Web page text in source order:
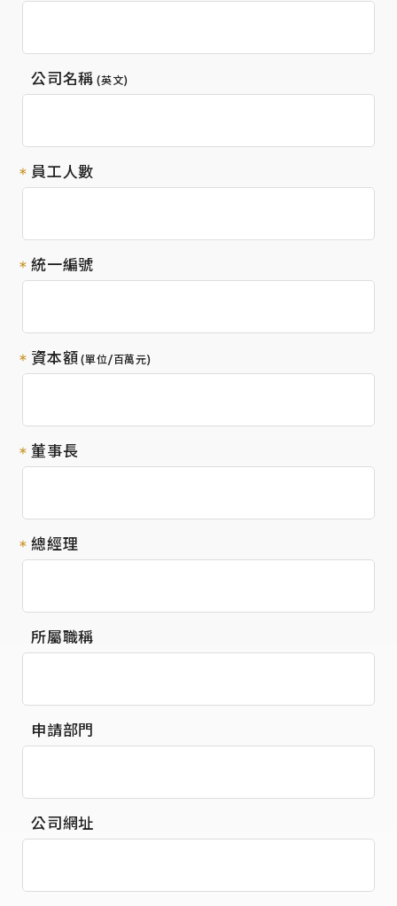
公司名稱 (英文)
員工人數
統一編號
資本額 (單位/百萬元)
董事長
總經理
所屬職稱
申請部門
公司網址